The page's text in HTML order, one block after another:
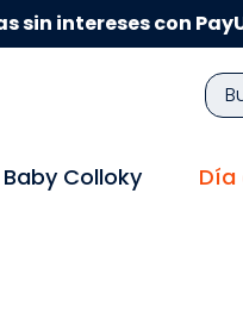
sin intereses con
Baby Colloky Día
MÁS BUSCADOS